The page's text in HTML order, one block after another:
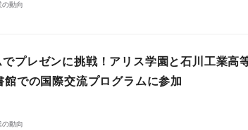
の動向
プレゼンに挑戦！アリス学園と石川工業高
での国際交流プログラムに参加
の動向